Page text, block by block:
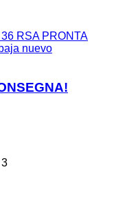
RSA PRONTA
nuevo
3